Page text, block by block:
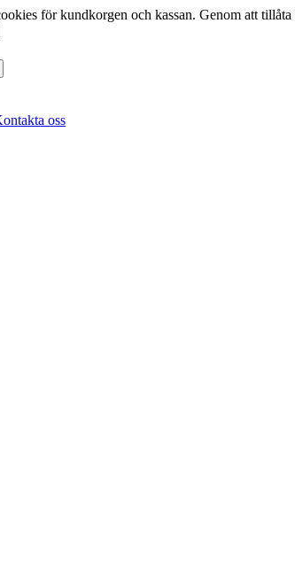
för kundkorgen och kassan. Genom att
oss